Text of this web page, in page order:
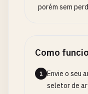
porém sem
Como
1
Envie o seu
seletor de